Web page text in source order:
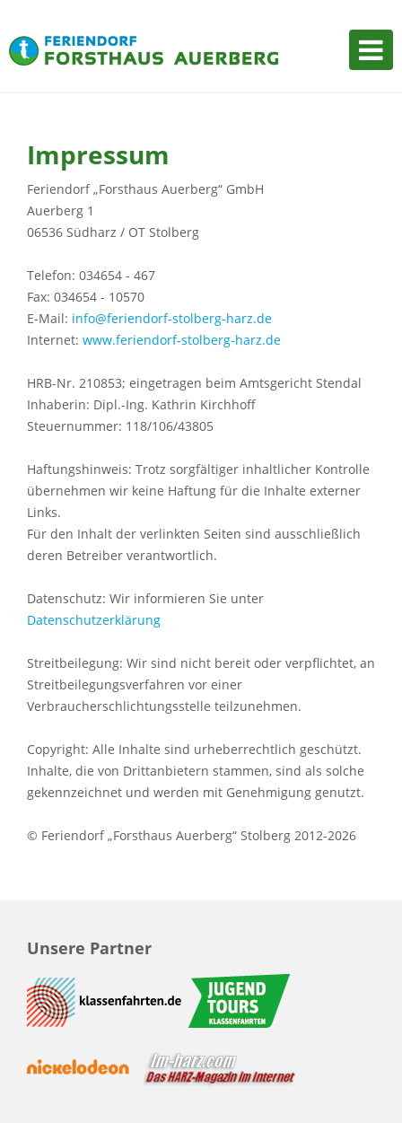
Impressum
Feriendorf „Forsthaus Auerberg“ GmbH
Auerberg 1
06536 Südharz / OT Stolberg
Telefon: 034654 - 467
Fax: 034654 - 10570
E-Mail: info@feriendorf-stolberg-harz.de
Internet: www.feriendorf-stolberg-harz.de
HRB-Nr. 210853; eingetragen beim Amtsgericht Stendal
Inhaberin: Dipl.-Ing. Kathrin Kirchhoff
Steuernummer: 118/106/43805
Haftungshinweis: Trotz sorgfältiger inhaltlicher Kontrolle
übernehmen wir keine Haftung für die Inhalte externer
Links.
Für den Inhalt der verlinkten Seiten sind ausschließlich
deren Betreiber verantwortlich.
Datenschutz: Wir informieren Sie unter
Datenschutzerklärung
Streitbeilegung: Wir sind nicht bereit oder verpflichtet, an
Streitbeilegungsverfahren vor einer
Verbraucherschlichtungsstelle teilzunehmen.
Copyright: Alle Inhalte sind urheberrechtlich geschützt.
Inhalte, die von Drittanbietern stammen, sind als solche
gekennzeichnet und werden mit Genehmigung genutzt.
© Feriendorf „Forsthaus Auerberg“ Stolberg 2012-2026
Unsere Partner